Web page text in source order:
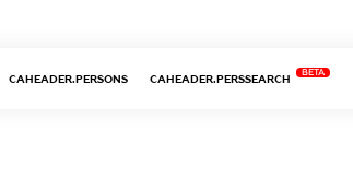
CAHEADER.PERSONS CAHEADER.PERSSEARCH
BETA